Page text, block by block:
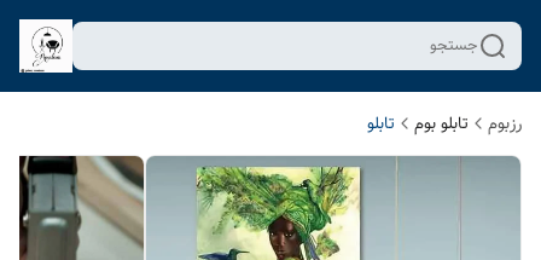
جستجو
رزبوم تابلو بوم تابلو